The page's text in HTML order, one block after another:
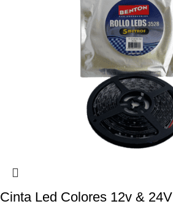
Cinta Led Colores 12v & 24V